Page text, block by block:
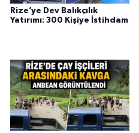
Rize’ye Dev Balıkçılık
Yatırımı: 300 Kişiye İstihdam